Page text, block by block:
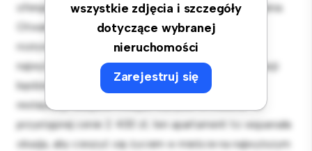
wszystkie zdjęcia i szczegóły
dotyczące wybranej
nieruchomości
Zarejestruj się
oferuje stylową i przytulną przestrzeń do zamieszkania.
Otwarta koncepcja układu idealnie nadaje się do
rozrywki, a elegancka kuchnia jest wyposażona w
najwyższej jakości sprzęt. Dzięki doskonałej lokalizacji
będziesz zaledwie kilka kroków od najlepszych
restauracji, sklepów i miejsc rozrywki w mieście. W
przystępnej cenie 2 400 zł, ten apartament to wspaniała
okazja, aby cieszyć się życiem w mieście na najwyższym